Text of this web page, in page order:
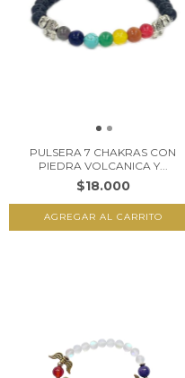
PULSERA 7 CHAKRAS CON
PIEDRA VOLCANICA Y...
$18.000